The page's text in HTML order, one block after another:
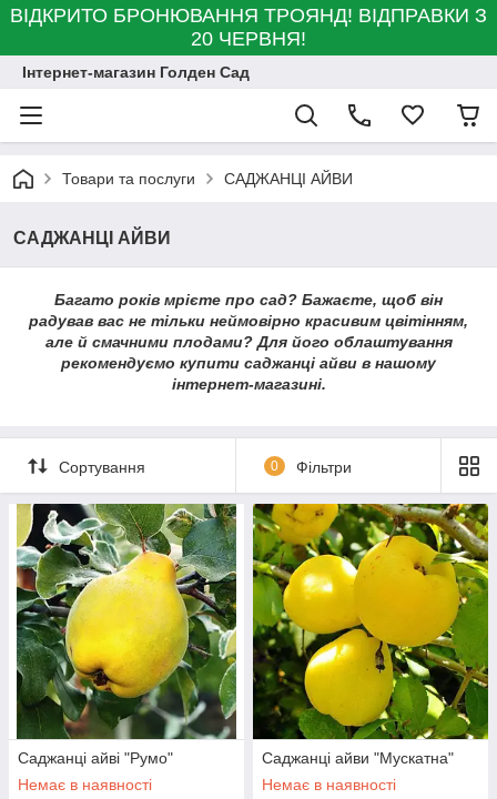
ВІДКРИТО БРОНЮВАННЯ ТРОЯНД! ВІДПРАВКИ З
20 ЧЕРВНЯ!
Інтернет-магазин Голден Сад
Товари та послуги САДЖАНЦІ АЙВИ
САДЖАНЦІ АЙВИ
Багато років мрієте про сад? Бажаєте, щоб він
радував вас не тільки неймовірно красивим цвітінням,
але й смачними плодами? Для його облаштування
рекомендуємо купити саджанці айви в нашому
інтернет-магазині.
Сортування 0 Фільтри
Саджанці айві "Румо"
Немає в наявності
Саджанці айви "Мускатна"
Немає в наявності